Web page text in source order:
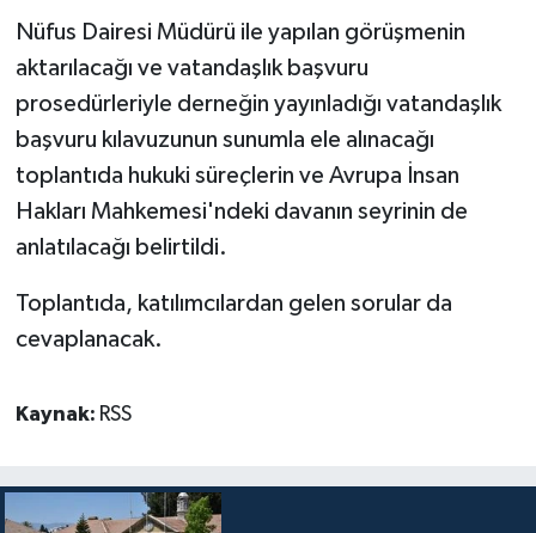
Nüfus Dairesi Müdürü ile yapılan görüşmenin
aktarılacağı ve vatandaşlık başvuru
prosedürleriyle derneğin yayınladığı vatandaşlık
başvuru kılavuzunun sunumla ele alınacağı
toplantıda hukuki süreçlerin ve Avrupa İnsan
Hakları Mahkemesi'ndeki davanın seyrinin de
anlatılacağı belirtildi.
Toplantıda, katılımcılardan gelen sorular da
cevaplanacak.
Kaynak: RSS
SİYASET
SPOR
TEKNOLOJİ
TİCARET